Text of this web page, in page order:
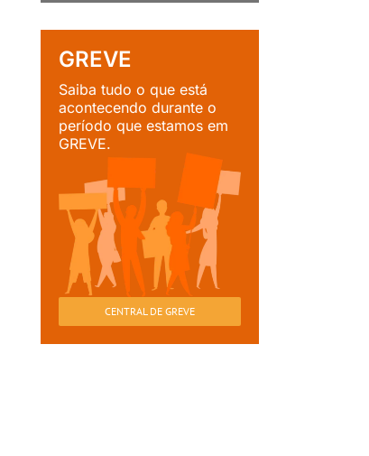
GREVE
Saiba tudo o que está
acontecendo durante o
período que estamos em
GREVE.
CENTRAL DE GREVE